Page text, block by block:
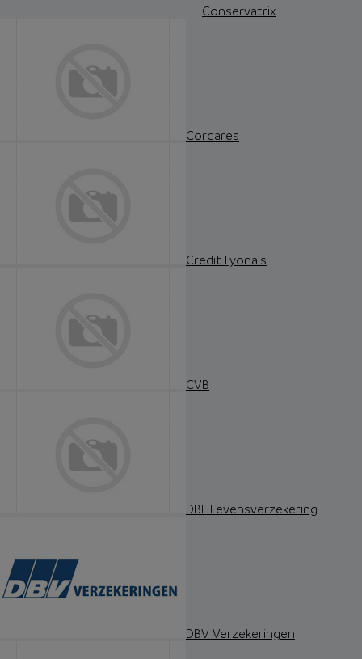
Conservatrix
Cordares
Credit Lyonais
CVB
DBL Levensverzekering
DBV Verzekeringen